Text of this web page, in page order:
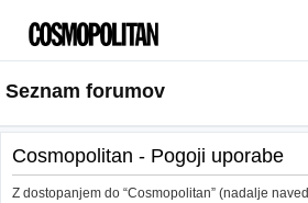
Seznam forumov
Cosmopolitan - Pogoji uporabe
Z dostopanjem do “Cosmopolitan” (nadalje